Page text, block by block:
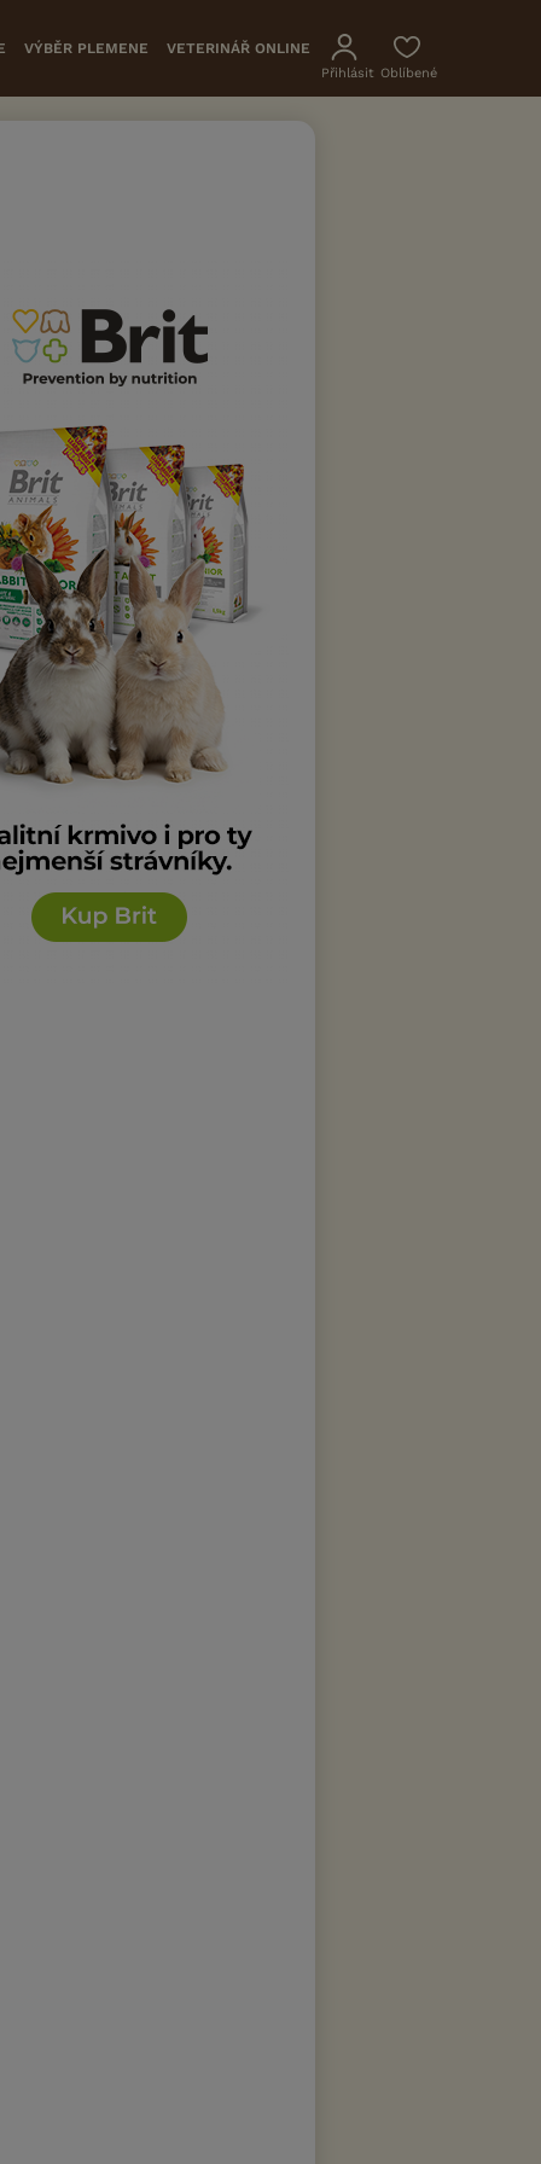
VÝBĚR PLEMENE VETERINÁŘ ONLINE
Přihlásit Oblíbené
95,0 b.
kolekce CV
Labem 2013,